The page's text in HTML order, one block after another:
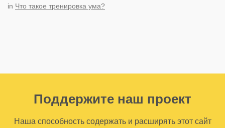
in Что такое тренировка ума?
Поддержите наш проект
Наша способность содержать и расширять этот сайт